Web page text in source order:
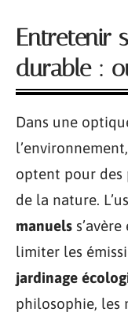
Entretenir
durable :
Dans une
optent pour des
de la nature.
manuels
limiter les
jardinage
philosophie, les